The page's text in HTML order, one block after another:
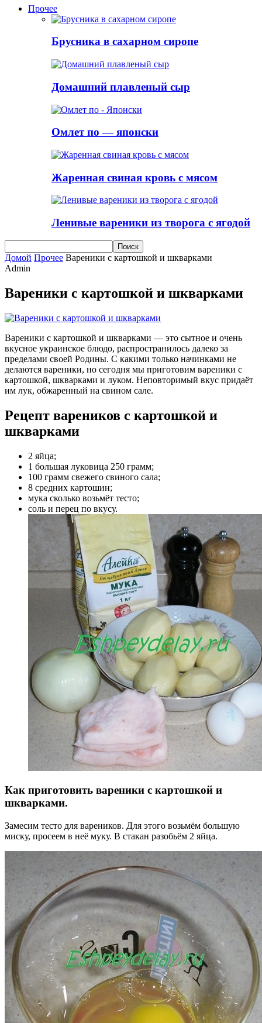
Прочее
Брусника в сахарном сиропе
Домашний плавленый сыр
Омлет по — японски
Жаренная свиная кровь с мясом
Ленивые вареники из творога с ягодой
Домой Прочее Вареники с картошкой и шкварками
Admin
Вареники с картошкой и шкварками
Вареники с картошкой и шкварками — это сытное и очень
вкусное украинское блюдо, распространилось далеко за
пределами своей Родины. С какими только начинками не
делаются вареники, но сегодня мы приготовим вареники с
картошкой, шкварками и луком. Неповторимый вкус придаёт
им лук, обжаренный на свином сале.
Рецепт вареников с картошкой и
шкварками
2 яйца;
1 большая луковица 250 грамм;
100 грамм свежего свиного сала;
8 средних картошин;
мука сколько возьмёт тесто;
соль и перец по вкусу.
Как приготовить вареники с картошкой и
шкварками.
Замесим тесто для вареников. Для этого возьмём большую
миску, просеем в неё муку. В стакан разобьём 2 яйца.